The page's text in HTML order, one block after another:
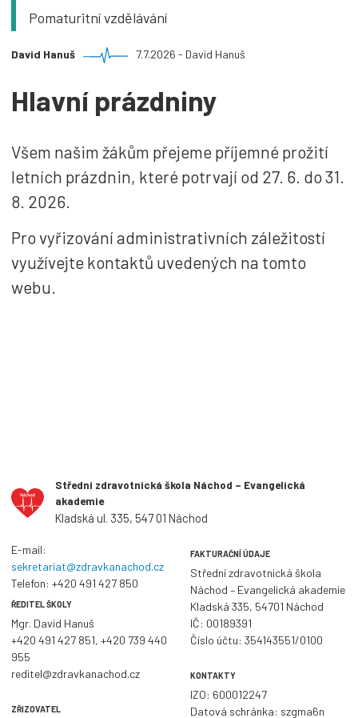
Pomaturitní vzdělávání
David Hanuš 7.7.2026 - David Hanuš
Hlavní prázdniny
Všem našim žákům přejeme příjemné prožití
letních prázdnin, které potrvají od 27. 6. do 31.
8. 2026.
Pro vyřizování administrativních záležitostí
využívejte kontaktů uvedených na tomto
webu.
Střední zdravotnická škola Náchod – Evangelická
akademie
Kladská ul. 335, 547 01 Náchod
E-mail:
sekretariat@zdravkanachod.cz
Telefon: +420 491 427 850
ŘEDITEL ŠKOLY
Mgr. David Hanuš
+420 491 427 851, +420 739 440
955
reditel@zdravkanachod.cz
ZŘIZOVATEL
FAKTURAČNÍ ÚDAJE
Střední zdravotnická škola
Náchod – Evangelická akademie
Kladská 335, 54701 Náchod
IČ: 00189391
Číslo účtu: 354143551/0100
KONTAKTY
IZO: 600012247
Datová schránka: szgma6n